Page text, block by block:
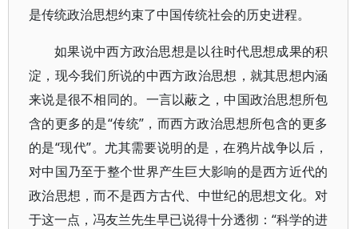
是传统政治思想约束了中国传统社会的历史进程。
如果说中西方政治思想是以往时代思想成果的积
淀，现今我们所说的中西方政治思想，就其思想内涵
来说是很不相同的。一言以蔽之，中国政治思想所包
含的更多的是“传统”，而西方政治思想所包含的更多
的是“现代”。尤其需要说明的是，在鸦片战争以后，
对中国乃至于整个世界产生巨大影响的是西方近代的
政治思想，而不是西方古代、中世纪的思想文化。对
于这一点，冯友兰先生早已说得十分透彻：“科学的进